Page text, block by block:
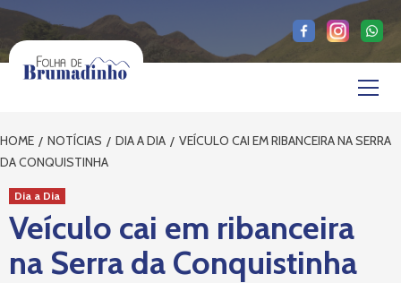
Skip
content
HOME NOTÍCIAS DIA A DIA
VEÍCULO CAI EM RIBANCEIRA NA SERRA
DA CONQUISTINHA
Dia a Dia
Veículo cai em ribanceira
na Serra da Conquistinha